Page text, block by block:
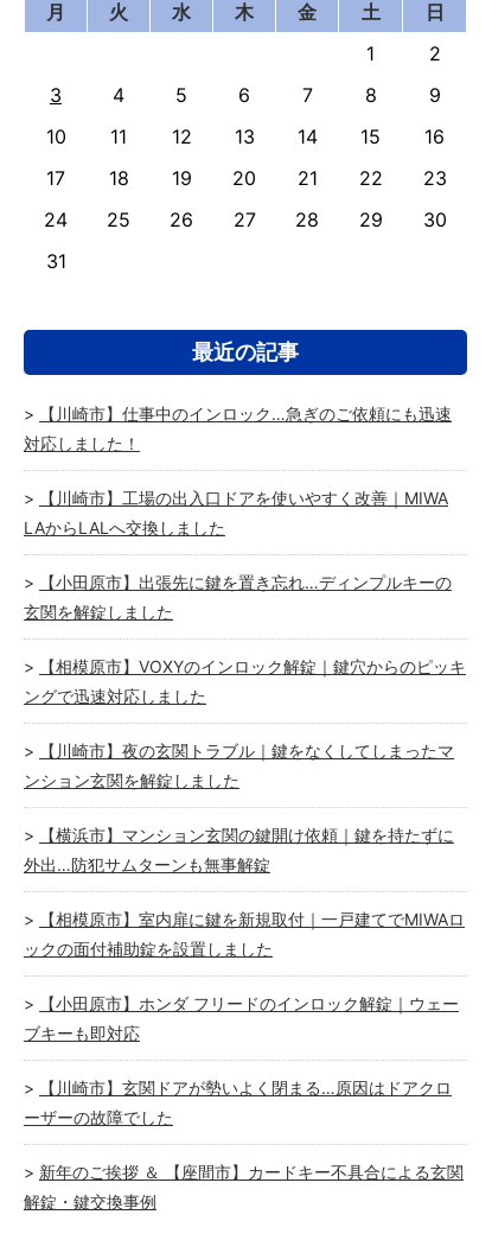
月 火 水 木 金 土
日
1
2
3
4 5 6 7 8
9
10
11 12 13 14 15
16
17
18 19 20 21 22
23
24
25 26 27 28 29
30
31
最近の記事
【川崎市】仕事中のインロック…急ぎのご依頼にも迅速
対応しました！
【川崎市】工場の出入口ドアを使いやすく改善｜MIWA
LAからLALへ交換しました
【小田原市】出張先に鍵を置き忘れ…ディンプルキーの
玄関を解錠しました
【相模原市】VOXYのインロック解錠｜鍵穴からのピッキ
ングで迅速対応しました
【川崎市】夜の玄関トラブル｜鍵をなくしてしまったマ
ンション玄関を解錠しました
【横浜市】マンション玄関の鍵開け依頼｜鍵を持たずに
外出…防犯サムターンも無事解錠
【相模原市】室内扉に鍵を新規取付｜一戸建てでMIWAロ
ックの面付補助錠を設置しました
【小田原市】ホンダ フリードのインロック解錠｜ウェー
ブキーも即対応
【川崎市】玄関ドアが勢いよく閉まる…原因はドアクロ
ーザーの故障でした
新年のご挨拶 ＆ 【座間市】カードキー不具合による玄関
解錠・鍵交換事例